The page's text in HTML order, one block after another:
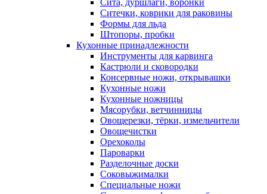
Сита, дуршлаги, воронки
Ситечки, коврики для раковины
Формы для льда
Штопоры, пробки
Кухонные принадлежности
Инструменты для карвинга
Кастрюли и сковородки
Консервные ножи, открывашки
Кухонные ножи
Кухонные ножницы
Мясорубки, ветчинницы
Овощерезки, тёрки, измельчители
Овощечистки
Орехоколы
Пароварки
Разделочные доски
Соковыжималки
Специальные ножи